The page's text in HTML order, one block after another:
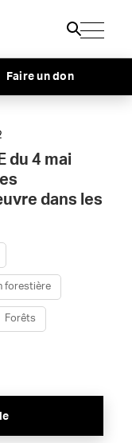
Faire un don
du 4 mai
dans les
forestière
Forêts